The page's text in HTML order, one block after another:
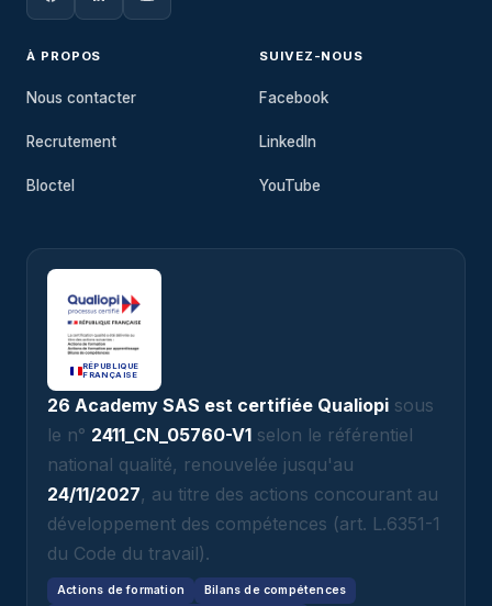
À PROPOS
Nous contacter
Recrutement
Bloctel
SUIVEZ-NOUS
Facebook
LinkedIn
YouTube
RÉPUBLIQUE
FRANÇAISE
26 Academy SAS est certifiée Qualiopi sous
le n° 2411_CN_05760-V1 selon le référentiel
national qualité, renouvelée jusqu'au
24/11/2027, au titre des actions concourant au
développement des compétences (art. L.6351-1
du Code du travail).
Actions de formation
Bilans de compétences